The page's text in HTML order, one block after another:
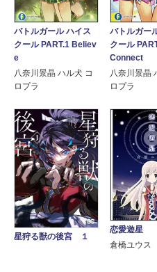
バトルガール ハイス
クール PART.1 Believ
e
八奈川景晶 ハル犬 コ
ロプラ
バトルガー
クール
Connect
八奈川景晶
ロプラ
星狩る獣の後宮 １
恋愛遊星
倉橋ユウス